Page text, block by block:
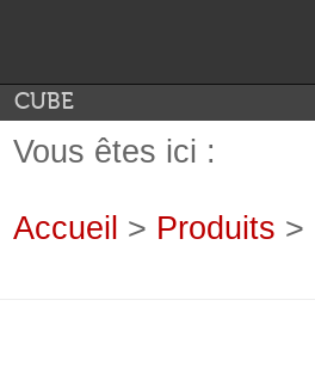
CUBE
Vous êtes ici :
Accueil > Produits >